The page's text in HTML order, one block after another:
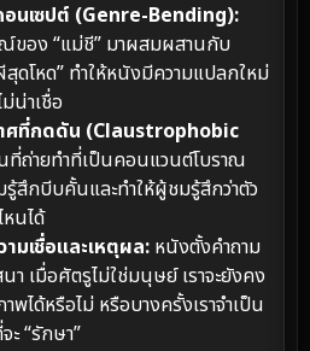
นเซปต์ (Genre-Bending):
ของ “แม่ชี” มาผสมผสานกับ
ดโหด” ทำให้หนังมีความแปลกใหม่
น่าเชื่อ
ศที่กดดัน (Claustrophobic
ที่ถ่ายทำที่เป็นคอนแวนต์โบราณ
รู้สึกบีบคั้นและทำให้ผู้ชมรู้สึกว่าตัว
นได้
มเชื่อและเหตุผล: หนังตั้งคำถาม
า เมื่อศัตรูไม่ใช่มนุษย์ เราจะยังคง
ได้หรือไม่ หรือบางครั้งเราจำเป็น
ะ “รักษา”